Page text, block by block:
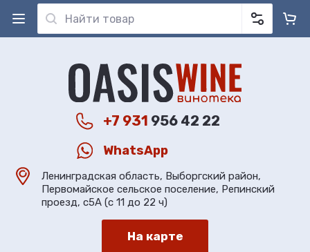
+7 931 956 42 22
WhatsApp
Ленинградская область, Выборгский район,
Первомайское сельское поселение, Репинский
проезд, с5А (с 11 до 22 ч)
На карте